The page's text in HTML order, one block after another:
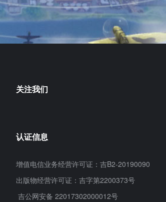
关注我们
认证信息
增值电信业务经营许可证：吉B2-20190090
出版物经营许可证：吉字第2200373号
吉公网安备 22017302000012号